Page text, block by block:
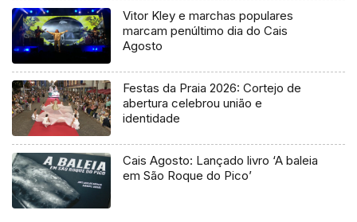
Vitor Kley e marchas populares
marcam penúltimo dia do Cais
Agosto
Festas da Praia 2026: Cortejo de
abertura celebrou união e
identidade
Cais Agosto: Lançado livro ‘A baleia
em São Roque do Pico’